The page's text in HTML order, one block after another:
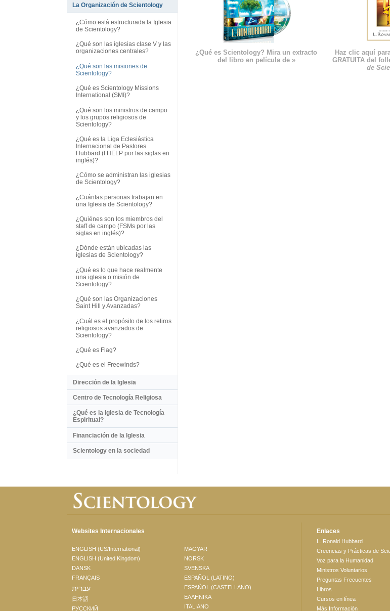
¿Qué es Scientology? Mira un extracto
del libro en película de »
Haz clic aquí
GRATUITA del
de
La Organización de Scientology
¿Cómo está estructurada la Iglesia
de Scientology?
¿Qué son las iglesias clase V y las
organizaciones centrales?
¿Qué son las misiones de
Scientology?
¿Qué es Scientology Missions
International (SMI)?
¿Qué son los ministros de campo
y los grupos religiosos de
Scientology?
¿Qué es la Liga Eclesiástica
Internacional de Pastores
Hubbard (I HELP por las siglas en
inglés)?
¿Cómo se administran las iglesias
de Scientology?
¿Cuántas personas trabajan en
una Iglesia de Scientology?
¿Quiénes son los miembros del
staff de campo (FSMs por las
siglas en inglés)?
¿Dónde están ubicadas las
iglesias de Scientology?
¿Qué es lo que hace realmente
una iglesia o misión de
Scientology?
¿Qué son las Organizaciones
Saint Hill y Avanzadas?
¿Cuál es el propósito de los retiros
religiosos avanzados de
Scientology?
¿Qué es Flag?
¿Qué es el Freewinds?
Dirección de la Iglesia
Centro de Tecnología Religiosa
¿Qué es la Iglesia de Tecnología
Espiritual?
Financiación de la Iglesia
Scientology en la sociedad
Websites Internacionales
ENGLISH (US/International)
ENGLISH (United Kingdom)
DANSK
FRANÇAIS
עברית
日本語
РУССКИЙ
MAGYAR
NORSK
SVENSKA
ESPAÑOL (LATINO)
ESPAÑOL (CASTELLANO)
ΕΛΛΗΝΙΚA
ITALIANO
Enlaces
L. Ronald Hubbard
Creencias y Prácticas de
Voz para la Humanidad
Ministros Voluntarios
Preguntas Frecuentes
Libros
Cursos en línea
Más Información